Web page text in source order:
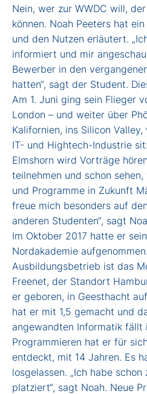
Nein, wer zur WWDC will,
können. Noah Peeters hat
und den Nutzen erläutert.
informiert und mir
Bewerber in den
hatten“, sagt der Student.
Am 1. Juni ging sein Flieger
London – und weiter über
Kalifornien, ins Silicon
IT- und Hightech-Industrie
Elmshorn wird Vorträge
teilnehmen und schon
und Programme in Zukunft
freue mich besonders auf
anderen Studenten“, sagt
Im Oktober 2017 hatte er
Nordakademie
Ausbildungsbetrieb ist das
Freenet, der Standort
er geboren, in Geesthacht
hat er mit 1,5 gemacht und
angewandten Informatik fällt
Programmieren hat er für
entdeckt, mit 14 Jahren. Es
losgelassen. „Ich habe
platziert“, sagt Noah. Neue